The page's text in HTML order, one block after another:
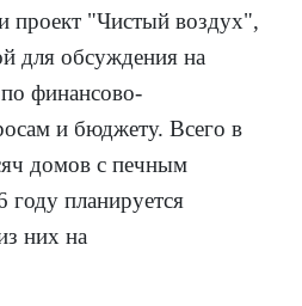
проект "Чистый воздух",
для обсуждения на
финансово-
и бюджету. Всего в
домов с печным
году планируется
них на